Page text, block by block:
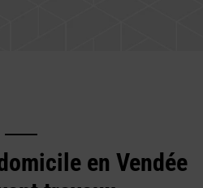
en Vendée